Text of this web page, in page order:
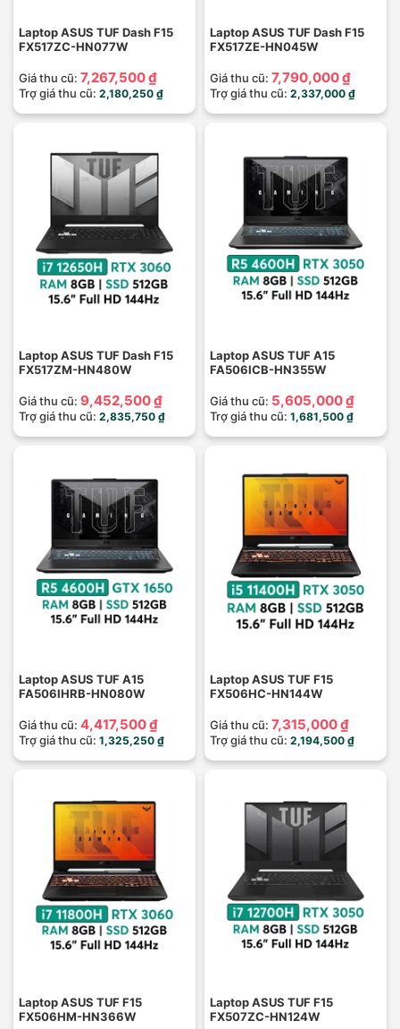
Laptop ASUS TUF Dash F15
FX517ZC-HN077W
Giá thu cũ: 7,267,500 ₫
Trợ giá thu cũ: 2,180,250 ₫
Laptop ASUS TUF Dash F15
FX517ZE-HN045W
Giá thu cũ: 7,790,000 ₫
Trợ giá thu cũ: 2,337,000 ₫
Laptop ASUS TUF Dash F15
FX517ZM-HN480W
Giá thu cũ: 9,452,500 ₫
Trợ giá thu cũ: 2,835,750 ₫
Laptop ASUS TUF A15
FA506ICB-HN355W
Giá thu cũ: 5,605,000 ₫
Trợ giá thu cũ: 1,681,500 ₫
Laptop ASUS TUF A15
FA506IHRB-HN080W
Giá thu cũ: 4,417,500 ₫
Trợ giá thu cũ: 1,325,250 ₫
Laptop ASUS TUF F15
FX506HC-HN144W
Giá thu cũ: 7,315,000 ₫
Trợ giá thu cũ: 2,194,500 ₫
Laptop ASUS TUF F15
FX506HM-HN366W
Laptop ASUS TUF F15
FX507ZC-HN124W